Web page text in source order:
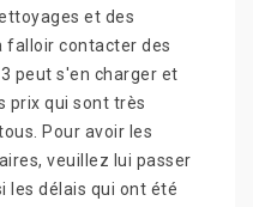
et des
falloir contacter des
peut s'en charger et
prix qui sont très
Pour avoir les
veuillez lui passer
les délais qui ont été